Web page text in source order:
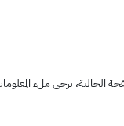
يرجى ملء